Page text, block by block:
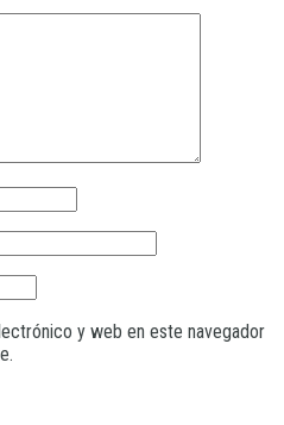
y web en este navegador